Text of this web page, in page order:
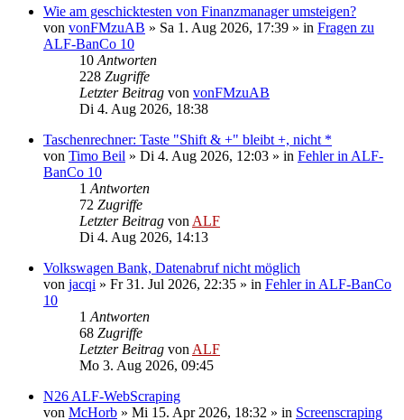
Wie am geschicktesten von Finanzmanager umsteigen?
von vonFMzuAB » Sa 1. Aug 2026, 17:39 » in Fragen zu
ALF-BanCo 10
10 Antworten
228 Zugriffe
Letzter Beitrag von vonFMzuAB
Di 4. Aug 2026, 18:38
Taschenrechner: Taste "Shift & +" bleibt +, nicht *
von Timo Beil » Di 4. Aug 2026, 12:03 » in Fehler in ALF-
BanCo 10
1 Antworten
72 Zugriffe
Letzter Beitrag von ALF
Di 4. Aug 2026, 14:13
Volkswagen Bank, Datenabruf nicht möglich
von jacqi » Fr 31. Jul 2026, 22:35 » in Fehler in ALF-BanCo
10
1 Antworten
68 Zugriffe
Letzter Beitrag von ALF
Mo 3. Aug 2026, 09:45
N26 ALF-WebScraping
von McHorb » Mi 15. Apr 2026, 18:32 » in Screenscraping